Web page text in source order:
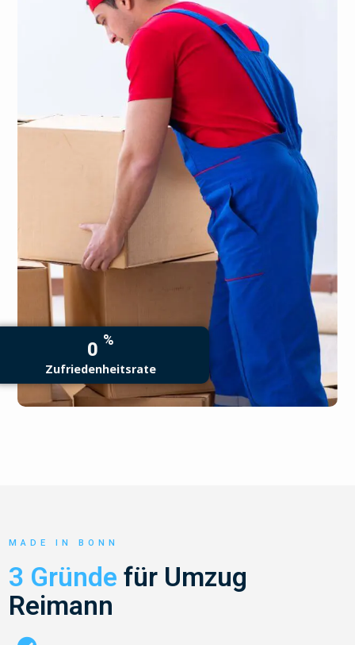
0 %
Zufriedenheitsrate
MADE IN BONN
3 Gründe für Umzug
Reimann